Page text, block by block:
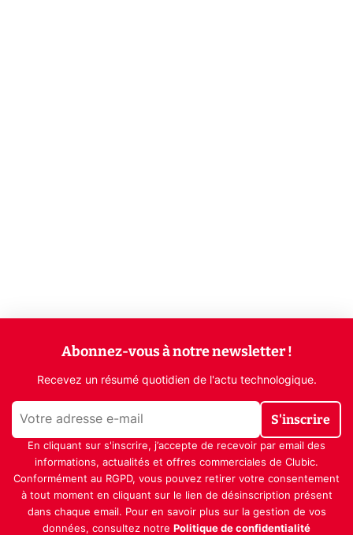
Abonnez-vous à notre newsletter !
Recevez un résumé quotidien de l'actu technologique.
S'inscrire
En cliquant sur s'inscrire, j’accepte de recevoir par email des
informations, actualités et offres commerciales de Clubic.
Conformément au RGPD, vous pouvez retirer votre consentement
à tout moment en cliquant sur le lien de désinscription présent
dans chaque email. Pour en savoir plus sur la gestion de vos
données, consultez notre Politique de confidentialité